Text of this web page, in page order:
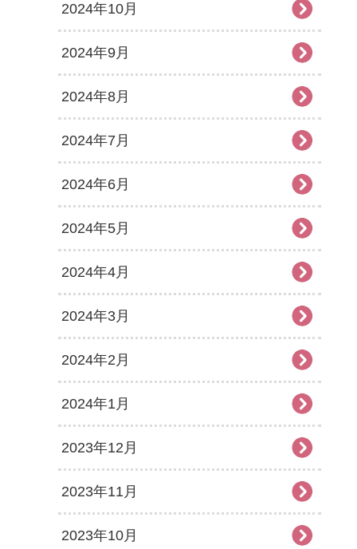
2024年10月
2024年9月
2024年8月
2024年7月
2024年6月
2024年5月
2024年4月
2024年3月
2024年2月
2024年1月
2023年12月
2023年11月
2023年10月